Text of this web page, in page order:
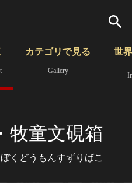
細検索
カテゴリで見る
Gallery
世
牧童文硯箱
くどうもんすずりばこ